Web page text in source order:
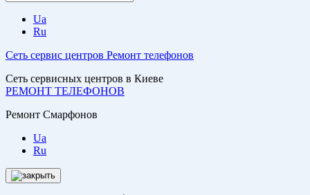
Ua
Ru
Сеть сервис центров Ремонт телефонов
Сеть сервисных центров в Киеве
РЕМОНТ ТЕЛЕФОНОВ
Ремонт Смарфонов
Ua
Ru